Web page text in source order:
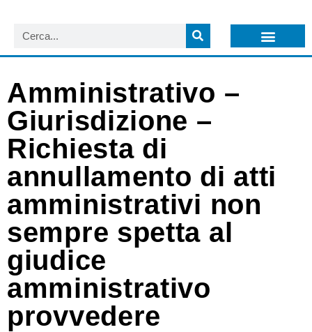
Amministrativo –
Giurisdizione –
Richiesta di
annullamento di atti
amministrativi non
sempre spetta al
giudice
amministrativo
provvedere